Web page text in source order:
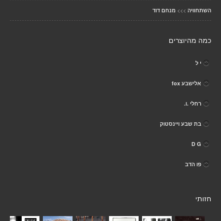
השתחוויה >>> מנחם דוד
כמה מהיוצרים
י ל
אלישבע fox
רחלי .ו.
בת שבע ויינסטוק
D G
פו הדב
חזותי